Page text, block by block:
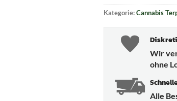
Kategorie:Cannabis
Wir
ohne
Alle